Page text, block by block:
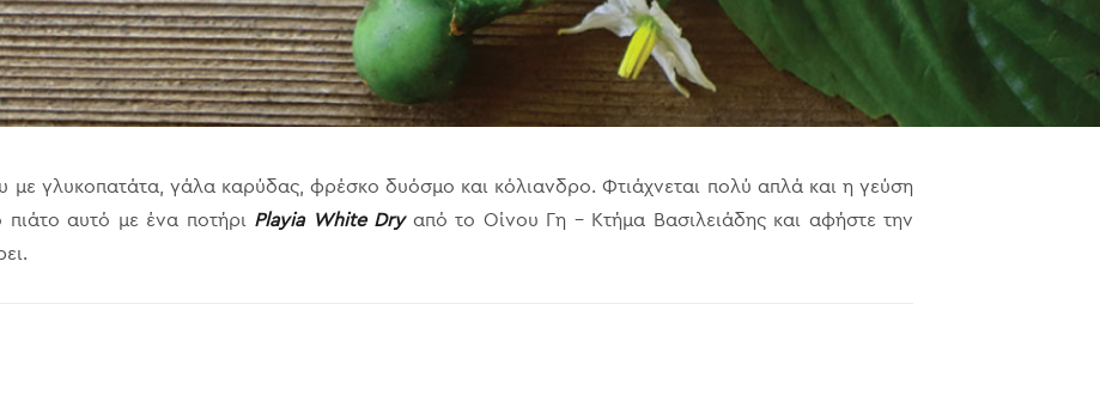
με γλυκοπατάτα, γάλα καρύδας, φρέσκο δυόσμο και κόλιανδρο. Φτιάχνεται πολύ απλά και η γεύση
πιάτο αυτό με ένα ποτήρι Playia White Dryαπό το Οίνου Γη – Κτήμα Βασιλειάδης και αφήστε την